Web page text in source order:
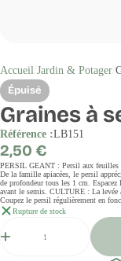
Accueil Jardin & Potager
Épuisé
Graines à
Référence :LB151
Prix
régulier
2,50 €
PERSIL GEANT : Persil aux feuilles
De la famille apiacées, le persil
de profondeur tous les 1 cm.
avant le semis. CULTURE : La
Coupez le persil régulièrement en
Rupture de stock